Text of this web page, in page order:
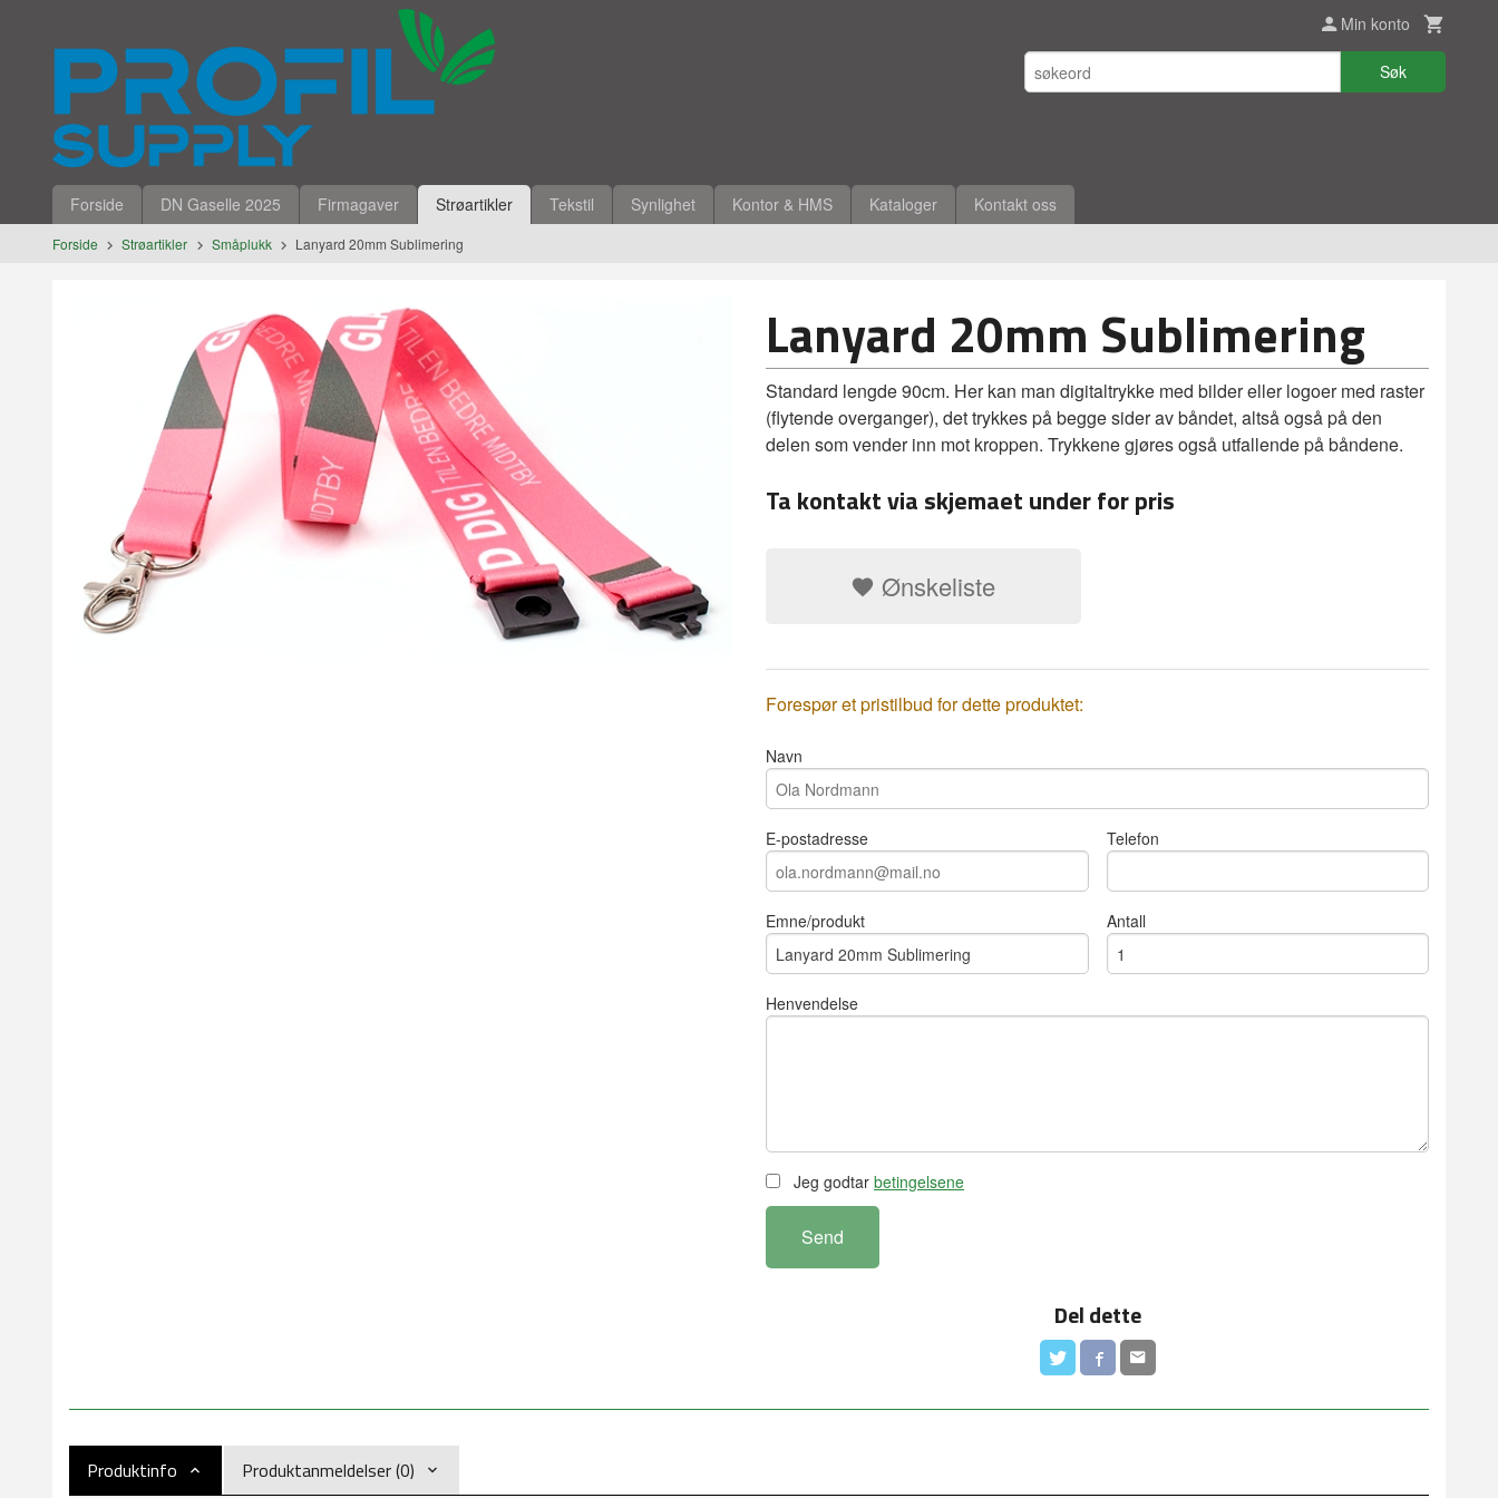
innholdet
Min konto
Søk
Produkter
Forside DN Gaselle 2025 Firmagaver Strøartikler Tekstil Synlighet Kontor & HMS Kataloger Kontakt oss
Forside Strøartikler Småplukk Lanyard 20mm Sublimering
Lanyard 20mm Sublimering
Standard lengde 90cm. Her kan man digitaltrykke med bilder eller logoer med raster
(flytende overganger), det trykkes på begge sider av båndet, altså også på den
delen som vender inn mot kroppen. Trykkene gjøres også utfallende på båndene.
Ta kontakt via skjemaet under for pris
Ønskeliste
Forespør et pristilbud for dette produktet:
Navn
E-postadresse Telefon
Emne/produkt Antall
Henvendelse
Jeg godtar betingelsene
Send
Del dette
Produktinfo Produktanmeldelser (0)